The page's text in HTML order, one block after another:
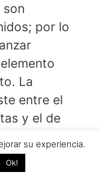
son
por lo
La
entre el
y el de
su experiencia.
Ok!